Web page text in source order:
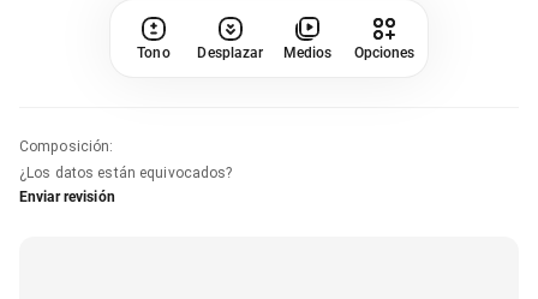
Tono Desplazar Medios Opciones
Composición:
¿Los datos están equivocados?
Enviar revisión